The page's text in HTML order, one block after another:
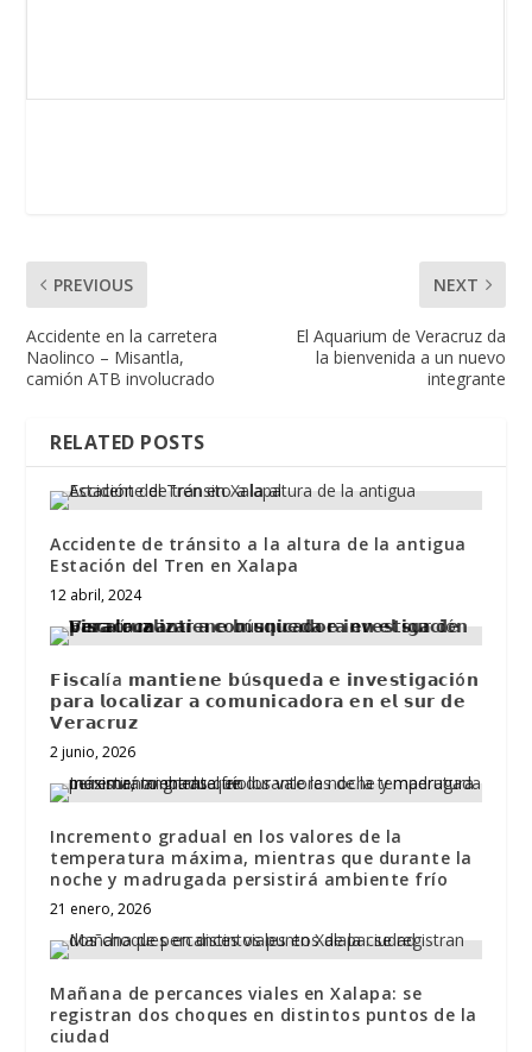
PREVIOUS
Accidente en la carretera
Naolinco – Misantla,
camión ATB involucrado
NEXT
El Aquarium de Veracruz da
la bienvenida a un nuevo
integrante
RELATED POSTS
Accidente de tránsito a la altura de la antigua
Estación del Tren en Xalapa
12 abril, 2024
𝗙𝗶𝘀𝗰𝗮lía 𝗺𝗮𝗻𝘁𝗶𝗲𝗻𝗲 𝗯ú𝘀𝗾𝘂𝗲𝗱𝗮 𝗲 𝗶𝗻𝘃𝗲𝘀𝘁𝗶𝗴𝗮𝗰𝗶ó𝗻
𝗽𝗮𝗿𝗮 𝗹𝗼𝗰𝗮𝗹𝗶𝘇𝗮𝗿 𝗮 𝗰𝗼𝗺𝘂𝗻𝗶𝗰𝗮𝗱𝗼𝗿𝗮 𝗲𝗻 𝗲𝗹 𝘀𝘂𝗿 𝗱𝗲
𝗩𝗲𝗿𝗮𝗰𝗿𝘂𝘇
2 junio, 2026
Incremento gradual en los valores de la
temperatura máxima, mientras que durante la
noche y madrugada persistirá ambiente frío
21 enero, 2026
Mañana de percances viales en Xalapa: se
registran dos choques en distintos puntos de la
ciudad